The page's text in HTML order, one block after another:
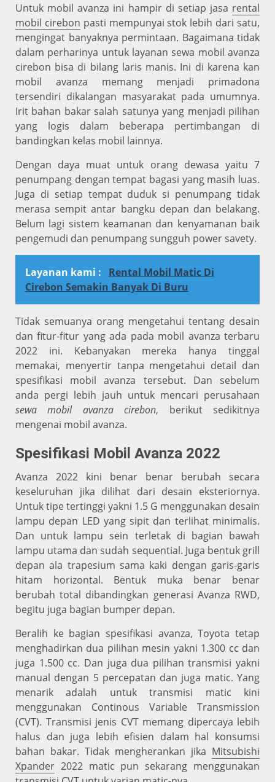
Untuk mobil avanza ini hampir di setiap jasa rental
mobil cirebon pasti mempunyai stok lebih dari satu,
mengingat banyaknya permintaan. Bagaimana tidak
dalam perharinya untuk layanan sewa mobil avanza
cirebon bisa di bilang laris manis. Ini di karena kan
mobil avanza memang menjadi primadona
tersendiri dikalangan masyarakat pada umumnya.
Irit bahan bakar salah satunya yang menjadi pilihan
yang logis dalam beberapa pertimbangan di
bandingkan kelas mobil lainnya.
Dengan daya muat untuk orang dewasa yaitu 7
penumpang dengan tempat bagasi yang masih luas.
Juga di setiap tempat duduk si penumpang tidak
merasa sempit antar bangku depan dan belakang.
Belum lagi sistem keamanan dan kenyamanan baik
pengemudi dan penumpang sungguh power savety.
Layanan kami :
Rental Mobil Matic Di
Cirebon Semakin Banyak Di Buru
Tidak semuanya orang mengetahui tentang desain
dan fitur-fitur yang ada pada mobil avanza terbaru
2022 ini. Kebanyakan mereka hanya tinggal
memakai, menyertir tanpa mengetahui detail dan
spesifikasi mobil avanza tersebut. Dan sebelum
anda pergi lebih jauh untuk mencari perusahaan
sewa mobil avanza cirebon, berikut sedikitnya
mengenai mobil avanza.
Spesifikasi Mobil Avanza 2022
Avanza 2022 kini benar benar berubah secara
keseluruhan jika dilihat dari desain eksteriornya.
Untuk tipe tertinggi yakni 1.5 G menggunakan desain
lampu depan LED yang sipit dan terlihat minimalis.
Dan untuk lampu sein terletak di bagian bawah
lampu utama dan sudah sequential. Juga bentuk grill
depan ala trapesium sama kaki dengan garis-garis
hitam horizontal. Bentuk muka benar benar
berubah total dibandingkan generasi Avanza RWD,
begitu juga bagian bumper depan.
Beralih ke bagian spesifikasi avanza, Toyota tetap
menghadirkan dua pilihan mesin yakni 1.300 cc dan
juga 1.500 cc. Dan juga dua pilihan transmisi yakni
manual dengan 5 percepatan dan juga matic. Yang
menarik adalah untuk transmisi matic kini
menggunakan Continous Variable Transmission
(CVT). Transmisi jenis CVT memang dipercaya lebih
halus dan juga lebih efisien dalam hal konsumsi
bahan bakar. Tidak mengherankan jika Mitsubishi
Xpander 2022 matic pun sekarang menggunakan